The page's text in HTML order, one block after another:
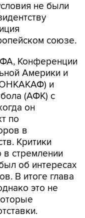
не были
союзе.
Конференции
Америки и
и
(АФК) с
он
по
в
Критики
в стремлении
об интересах
В итоге глава
это не